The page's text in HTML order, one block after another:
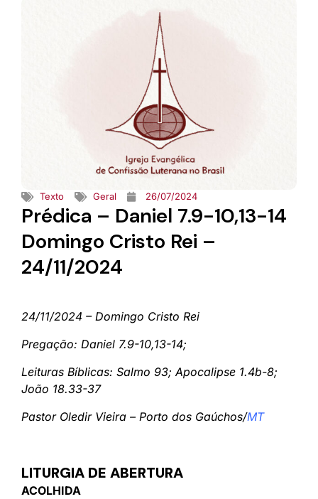
Texto Geral 26/07/2024
Prédica – Daniel 7.9-10,13-14
Domingo Cristo Rei –
24/11/2024
24/11/2024 – Domingo Cristo Rei
Pregação: Daniel 7.9-10,13-14;
Leituras Bíblicas: Salmo 93; Apocalipse 1.4b-8;
João 18.33-37
Pastor Oledir Vieira – Porto dos Gaúchos/MT
LITURGIA DE ABERTURA
ACOLHIDA